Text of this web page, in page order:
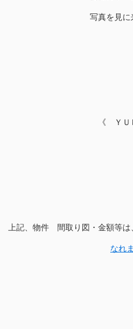
写真を見
《 ＹＵ
上記、物件 間取り図・金額等は
なれ